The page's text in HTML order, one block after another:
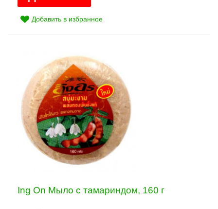
Добавить в избранное
Ing On Мыло с тамариндом, 160 г